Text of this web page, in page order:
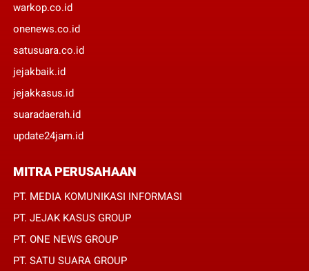
warkop.co.id
onenews.co.id
satusuara.co.id
jejakbaik.id
jejakkasus.id
suaradaerah.id
update24jam.id
MITRA PERUSAHAAN
PT. MEDIA KOMUNIKASI INFORMASI
PT. JEJAK KASUS GROUP
PT. ONE NEWS GROUP
PT. SATU SUARA GROUP